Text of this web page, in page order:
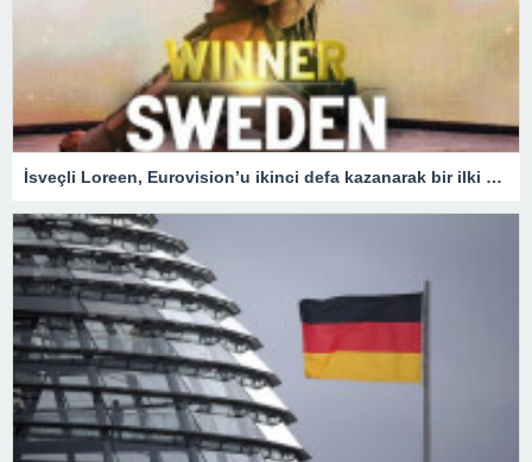
İsveçli Loreen, Eurovision’u ikinci defa kazanarak bir ilki gerçekleştirdi